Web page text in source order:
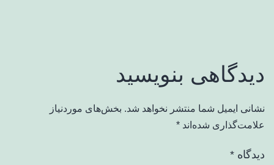
دیدگاهی بنویسید
نشانی ایمیل شما منتشر نخواهد شد. بخش‌های موردنیاز
علامت‌گذاری شده‌اند *
دیدگاه *